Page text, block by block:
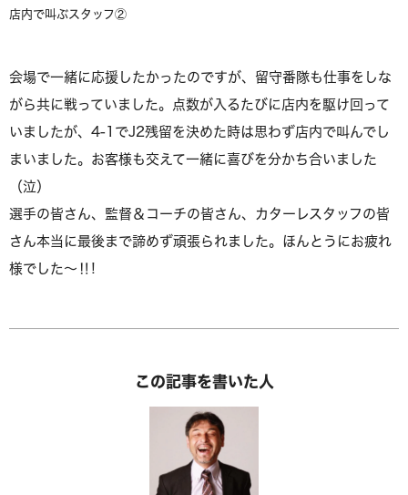
店内で叫ぶスタッフ②
会場で一緒に応援したかったのですが、留守番隊も仕事をしな
がら共に戦っていました。点数が入るたびに店内を駆け回って
いましたが、4-1でJ2残留を決めた時は思わず店内で叫んでし
まいました。お客様も交えて一緒に喜びを分かち合いました
（泣）
選手の皆さん、監督＆コーチの皆さん、カターレスタッフの皆
さん本当に最後まで諦めず頑張られました。ほんとうにお疲れ
様でした～‼!
この記事を書いた人